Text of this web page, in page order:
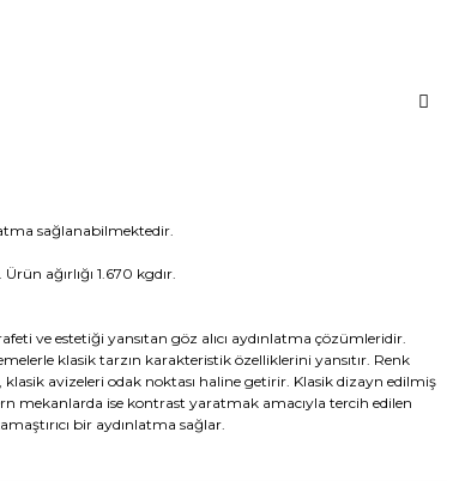
sağlanabilmektedir.
ağırlığı 1.670 kgdır.
ve estetiği yansıtan göz alıcı aydınlatma çözümleridir.
klasik tarzın karakteristik özelliklerini yansıtır. Renk
avizeleri odak noktası haline getirir. Klasik dizayn edilmiş
mekanlarda ise kontrast yaratmak amacıyla tercih edilen
bir aydınlatma sağlar.